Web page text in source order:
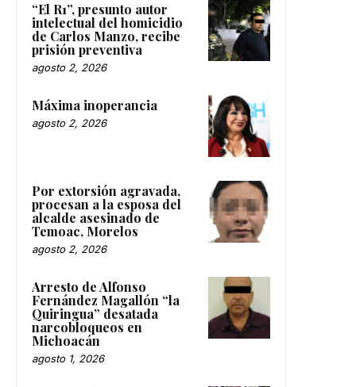
“El R1”, presunto autor
intelectual del homicidio
de Carlos Manzo, recibe
prisión preventiva
agosto 2, 2026
Máxima inoperancia
agosto 2, 2026
Por extorsión agravada,
procesan a la esposa del
alcalde asesinado de
Temoac, Morelos
agosto 2, 2026
Arresto de Alfonso
Fernández Magallón “la
Quiringua” desatada
narcobloqueos en
Michoacán
agosto 1, 2026